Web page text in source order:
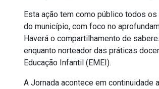
Esta ação tem como público todos
do município, com foco no
Haverá o compartilhamento de
enquanto norteador das práticas
Educação Infantil (EMEI).
A Jornada acontece em